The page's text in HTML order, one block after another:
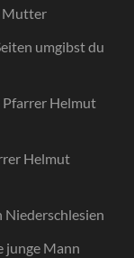
Mutter
umgibst du
Helmut
Helmut
junge Mann